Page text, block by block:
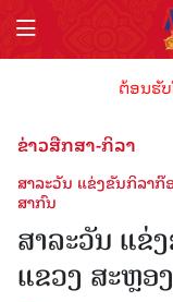
ຕ້ອນຮັບ
ຂ່າວສືກສາ-ກິລາ
ສາລະວັນ ແຂ່ງຂັນກິລາ
ສາກົນ
ສາລະວັນ ແຂ່
ແຂວງ ສະຫຼອ